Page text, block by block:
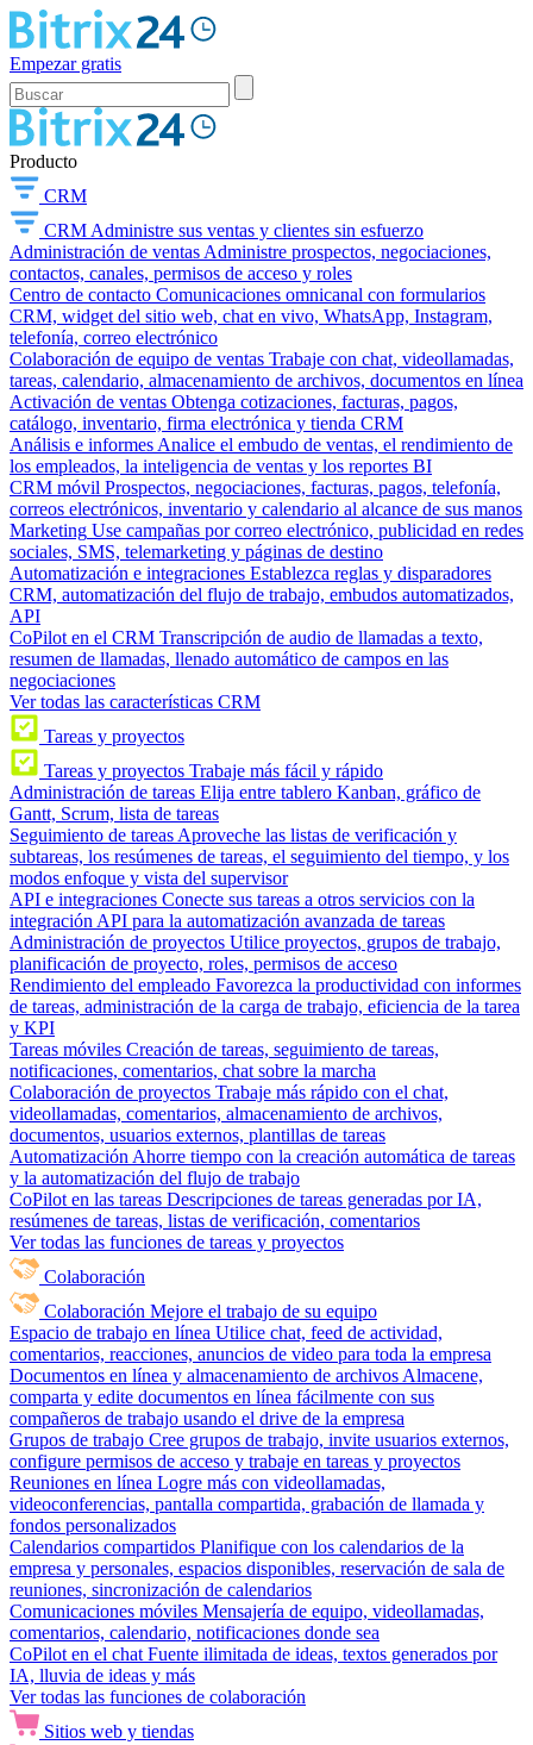
Empezar gratis
Producto
CRM
CRM Administre sus ventas y clientes sin esfuerzo
Administración de ventas Administre prospectos, negociaciones,
contactos, canales, permisos de acceso y roles
Centro de contacto Comunicaciones omnicanal con formularios
CRM, widget del sitio web, chat en vivo, WhatsApp, Instagram,
telefonía, correo electrónico
Colaboración de equipo de ventas Trabaje con chat, videollamadas,
tareas, calendario, almacenamiento de archivos, documentos en línea
Activación de ventas Obtenga cotizaciones, facturas, pagos,
catálogo, inventario, firma electrónica y tienda CRM
Análisis e informes Analice el embudo de ventas, el rendimiento de
los empleados, la inteligencia de ventas y los reportes BI
CRM móvil Prospectos, negociaciones, facturas, pagos, telefonía,
correos electrónicos, inventario y calendario al alcance de sus manos
Marketing Use campañas por correo electrónico, publicidad en redes
sociales, SMS, telemarketing y páginas de destino
Automatización e integraciones Establezca reglas y disparadores
CRM, automatización del flujo de trabajo, embudos automatizados,
API
CoPilot en el CRM Transcripción de audio de llamadas a texto,
resumen de llamadas, llenado automático de campos en las
negociaciones
Ver todas las características CRM
Tareas y proyectos
Tareas y proyectos Trabaje más fácil y rápido
Administración de tareas Elija entre tablero Kanban, gráfico de
Gantt, Scrum, lista de tareas
Seguimiento de tareas Aproveche las listas de verificación y
subtareas, los resúmenes de tareas, el seguimiento del tiempo, y los
modos enfoque y vista del supervisor
API e integraciones Conecte sus tareas a otros servicios con la
integración API para la automatización avanzada de tareas
Administración de proyectos Utilice proyectos, grupos de trabajo,
planificación de proyecto, roles, permisos de acceso
Rendimiento del empleado Favorezca la productividad con informes
de tareas, administración de la carga de trabajo, eficiencia de la tarea
y KPI
Tareas móviles Creación de tareas, seguimiento de tareas,
notificaciones, comentarios, chat sobre la marcha
Colaboración de proyectos Trabaje más rápido con el chat,
videollamadas, comentarios, almacenamiento de archivos,
documentos, usuarios externos, plantillas de tareas
Automatización Ahorre tiempo con la creación automática de tareas
y la automatización del flujo de trabajo
CoPilot en las tareas Descripciones de tareas generadas por IA,
resúmenes de tareas, listas de verificación, comentarios
Ver todas las funciones de tareas y proyectos
Colaboración
Colaboración Mejore el trabajo de su equipo
Espacio de trabajo en línea Utilice chat, feed de actividad,
comentarios, reacciones, anuncios de video para toda la empresa
Documentos en línea y almacenamiento de archivos Almacene,
comparta y edite documentos en línea fácilmente con sus
compañeros de trabajo usando el drive de la empresa
Grupos de trabajo Cree grupos de trabajo, invite usuarios externos,
configure permisos de acceso y trabaje en tareas y proyectos
Reuniones en línea Logre más con videollamadas,
videoconferencias, pantalla compartida, grabación de llamada y
fondos personalizados
Calendarios compartidos Planifique con los calendarios de la
empresa y personales, espacios disponibles, reservación de sala de
reuniones, sincronización de calendarios
Comunicaciones móviles Mensajería de equipo, videollamadas,
comentarios, calendario, notificaciones donde sea
CoPilot en el chat Fuente ilimitada de ideas, textos generados por
IA, lluvia de ideas y más
Ver todas las funciones de colaboración
Sitios web y tiendas